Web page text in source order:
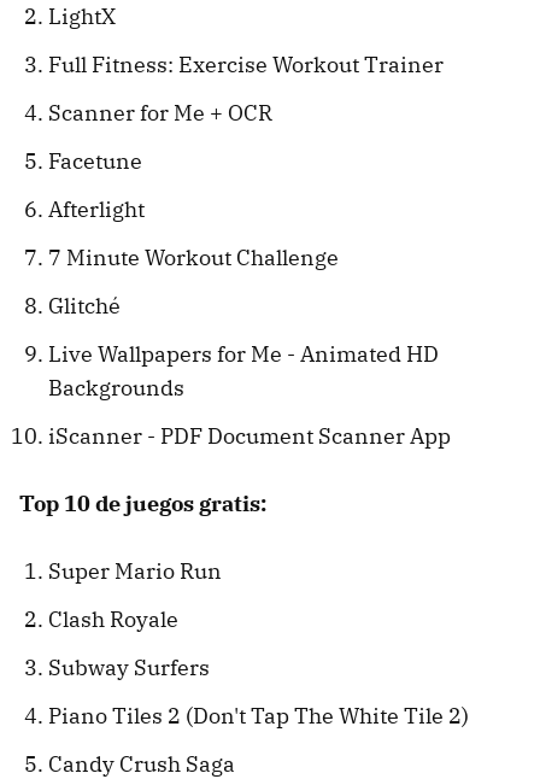
LightX
Full Fitness: Exercise Workout Trainer
Scanner for Me + OCR
Facetune
Afterlight
7 Minute Workout Challenge
Glitché
Live Wallpapers for Me - Animated HD
Backgrounds
iScanner - PDF Document Scanner App
Top 10 de juegos gratis:
Super Mario Run
Clash Royale
Subway Surfers
Piano Tiles 2 (Don't Tap The White Tile 2)
Candy Crush Saga